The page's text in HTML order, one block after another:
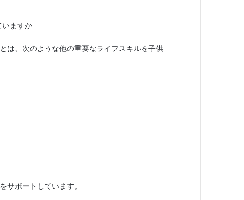
いますか
は、次のような他の重要なライフスキルを子供
サポートしています。